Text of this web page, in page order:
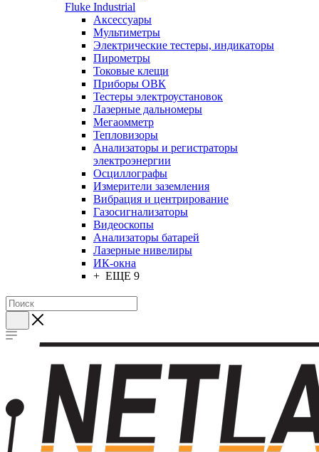
Fluke Industrial
Аксессуары
Мультиметры
Электрические тестеры, индикаторы
Пирометры
Токовые клещи
Приборы ОВК
Тестеры электроустановок
Лазерные дальномеры
Мегаомметр
Тепловизоры
Анализаторы и регистраторы
электроэнергии
Осциллографы
Измерители заземления
Вибрация и центрирование
Газосигнализаторы
Видеоскопы
Анализаторы батарей
Лазерные нивелиры
ИК-окна
+ ЕЩЕ 9